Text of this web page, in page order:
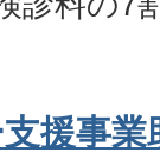
援事業